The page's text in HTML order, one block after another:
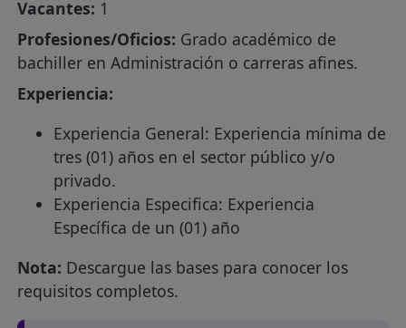
Vacantes: 1
Profesiones/Oficios: Grado académico de
bachiller en Administración o carreras afines.
Experiencia:
Experiencia General: Experiencia mínima de
tres (01) años en el sector público y/o
privado.
Experiencia Especifica: Experiencia
Específica de un (01) año
Nota: Descargue las bases para conocer los
requisitos completos.